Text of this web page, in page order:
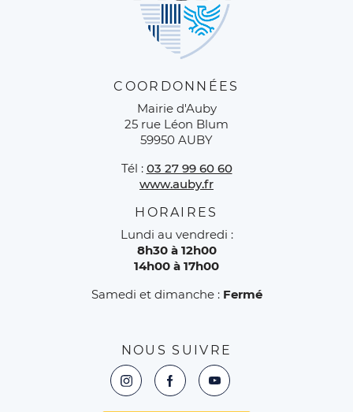
COORDONNÉES
Mairie d'Auby
25 rue Léon Blum
59950 AUBY
Tél : 03 27 99 60 60
www.auby.fr
HORAIRES
Lundi au vendredi :
8h30 à 12h00
14h00 à 17h00
Samedi et dimanche : Fermé
NOUS SUIVRE
Instagram : L'EXTR4aa Extranet des
Facebook : L'EXTR4aa
YouTube : L'EXTR4aa